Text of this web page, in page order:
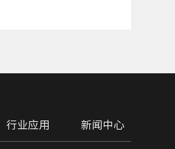
行业应用 新闻中心